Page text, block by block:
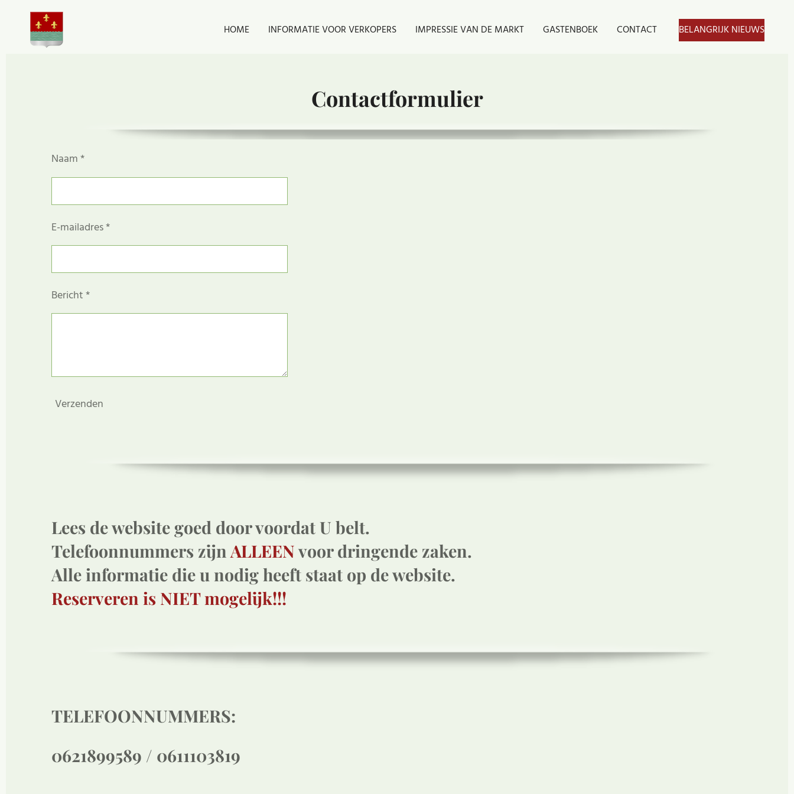
direct
HOME INFORMATIE VOOR VERKOPERS IMPRESSIE VAN DE MARKT GASTENBOEK CONTACT BELANGRIJK NIEUWS
Contactformulier
Naam *
E-mailadres *
Bericht *
Verzenden
Lees de website goed door voordat U belt.
Telefoonnummers zijn ALLEENvoor dringende zaken.
Alle informatie die u nodig heeft staat op de website.
Reserveren is NIET mogelijk!!!
TELEFOONNUMMERS:
0621899589 / 0611103819